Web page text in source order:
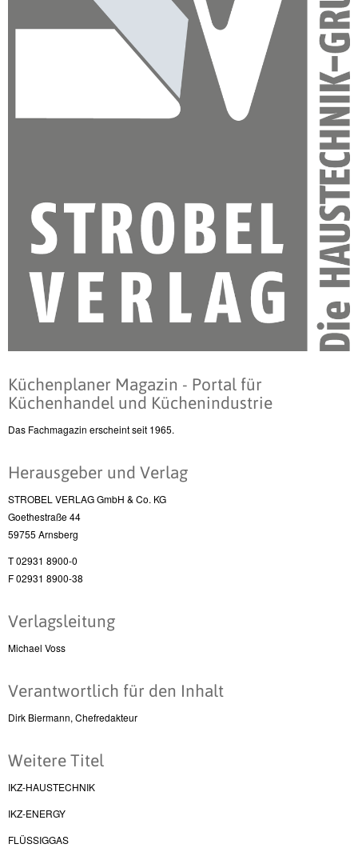
Küchenplaner Magazin - Portal für
Küchenhandel und Küchenindustrie
Das Fachmagazin erscheint seit 1965.
Herausgeber und Verlag
STROBEL VERLAG GmbH & Co. KG
Goethestraße 44
59755 Arnsberg
T 02931 8900-0
F 02931 8900-38
Verlagsleitung
Michael Voss
Verantwortlich für den Inhalt
Dirk Biermann, Chefredakteur
Weitere Titel
IKZ-HAUSTECHNIK
IKZ-ENERGY
FLÜSSIGGAS